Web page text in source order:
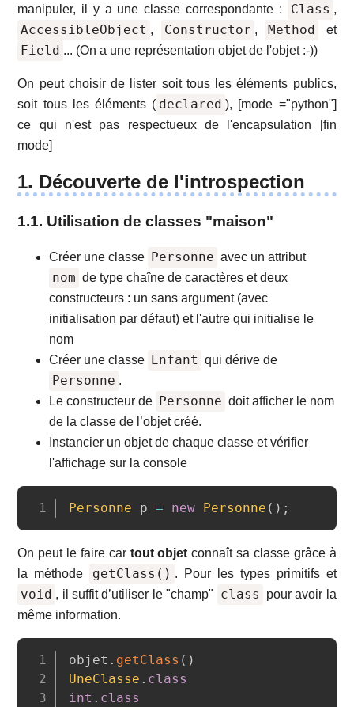
manipuler, il y a une classe correspondante :
Class ,
AccessibleObject , Constructor , Method et
Field ... (On a une représentation objet de l'objet :-))
On peut choisir de lister soit tous les éléments publics,
soit tous les éléments ( declared ), [mode ="python"]
ce qui n'est pas respectueux de l'encapsulation [fin
mode]
1. Découverte de l'introspection
1.1. Utilisation de classes "maison"
Créer une classe Personne avec un attribut
nom de type chaîne de caractères et deux
constructeurs : un sans argument (avec
initialisation par défaut) et l'autre qui initialise le
nom
Créer une classe Enfant qui dérive de
Personne .
Le constructeur de Personne doit afficher le nom
de la classe de l’objet créé.
Instancier un objet de chaque classe et vérifier
l'affichage sur la console
Personne p = new Personne ( ) ;
On peut le faire car tout objet connaît sa classe grâce à
la méthode
getClass() . Pour les types primitifs et
void , il suffit d’utiliser le "champ" class
pour avoir la
même information.
objet . getClass ( )
UneClasse . class
int . class